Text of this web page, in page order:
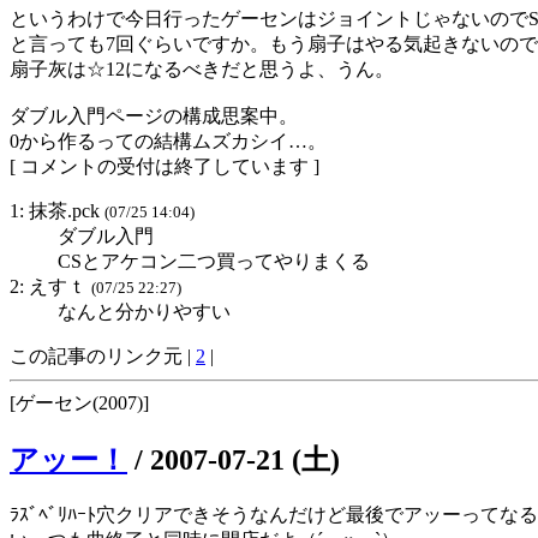
というわけで今日行ったゲーセンはジョイントじゃないので
と言っても7回ぐらいですか。もう扇子はやる気起きないので
扇子灰は☆12になるべきだと思うよ、うん。
ダブル入門ページの構成思案中。
0から作るっての結構ムズカシイ…。
[ コメントの受付は終了しています ]
1: 抹茶.pck (07/25 14:04)
ダブル入門
CSとアケコン二つ買ってやりまくる
2: えすｔ (07/25 22:27)
なんと分かりやすい
この記事のリンク元 | 2 |
[ゲーセン(2007)]
アッー！ / 2007-07-21 (土)
ﾗｽﾞﾍﾞﾘﾊｰﾄ穴クリアできそうなんだけど最後でアッーってなる